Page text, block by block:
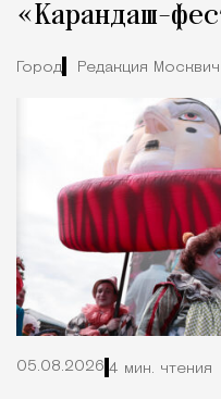
«Карандаш-
Город Редакция
05.08.2026 4 мин. чтения